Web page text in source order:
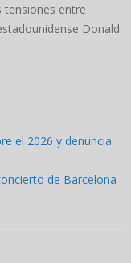
tensiones entre
Donald
el 2026 y denuncia
de Barcelona